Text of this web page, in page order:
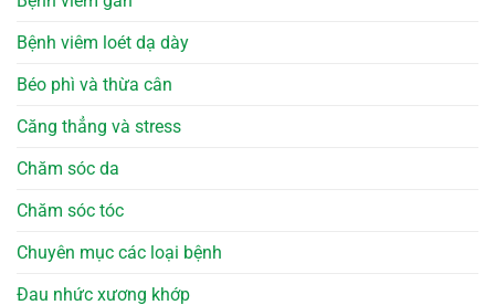
Bệnh viêm loét dạ dày
Béo phì và thừa cân
Căng thẳng và stress
Chăm sóc da
Chăm sóc tóc
Chuyên mục các loại bệnh
Đau nhức xương khớp